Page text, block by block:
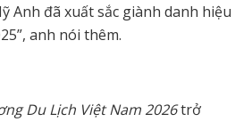
Anh đã xuất sắc giành danh hiệu
anh nói thêm.
Du Lịch Việt Nam 2026trở